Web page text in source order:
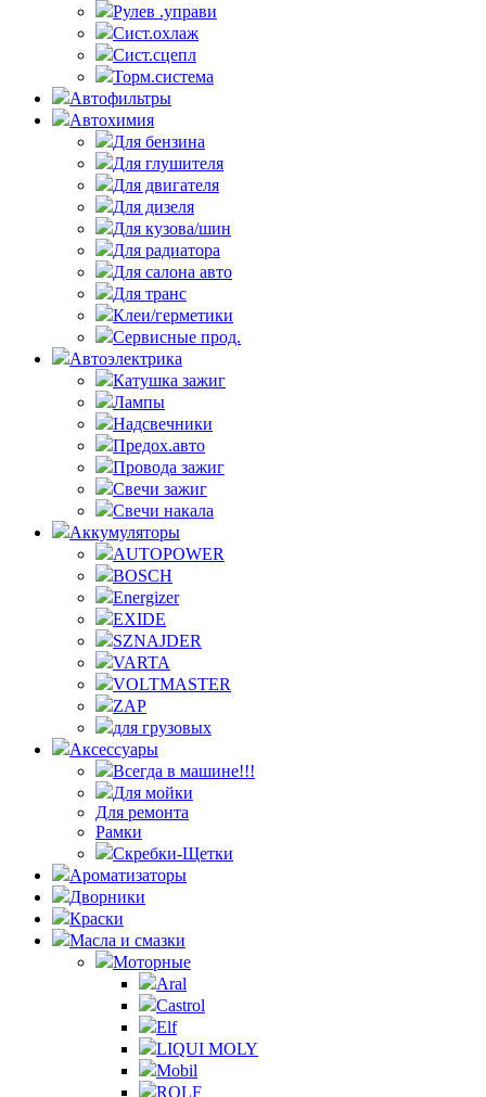
Рулев .управи
Сист.охлаж
Сист.сцепл
Торм.система
Автофильтры
Автохимия
Для бензина
Для глушителя
Для двигателя
Для дизеля
Для кузова/шин
Для радиатора
Для салона авто
Для транс
Клеи/герметики
Сервисные прод.
Автоэлектрика
Катушка зажиг
Лампы
Надсвечники
Предох.авто
Провода зажиг
Свечи зажиг
Свечи накала
Аккумуляторы
AUTOPOWER
BOSCH
Energizer
EXIDE
SZNAJDER
VARTA
VOLTMASTER
ZAP
для грузовых
Аксессуары
Всегда в машине!!!
Для мойки
Для ремонта
Рамки
Скребки-Щетки
Ароматизаторы
Дворники
Краски
Масла и смазки
Моторные
Aral
Castrol
Elf
LIQUI MOLY
Mobil
ROLF